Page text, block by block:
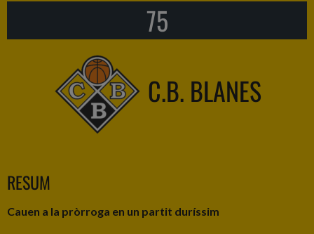
75
C.B. BLANES
RESUM
Cauen a la pròrroga en un partit duríssim